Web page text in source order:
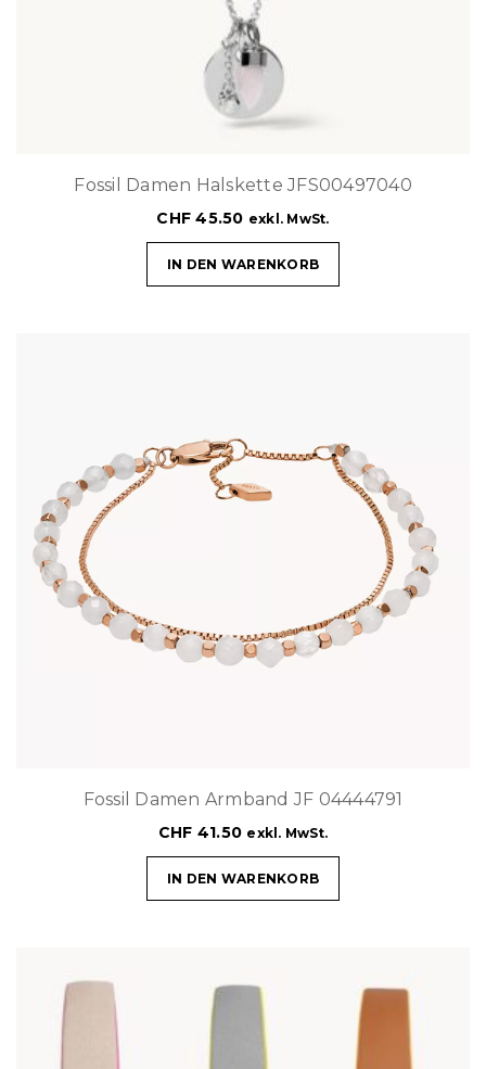
Fossil Damen Halskette JFS00497040
CHF 45.50 exkl. MwSt.
IN DEN WARENKORB
Fossil Damen Armband JF 04444791
CHF 41.50 exkl. MwSt.
IN DEN WARENKORB